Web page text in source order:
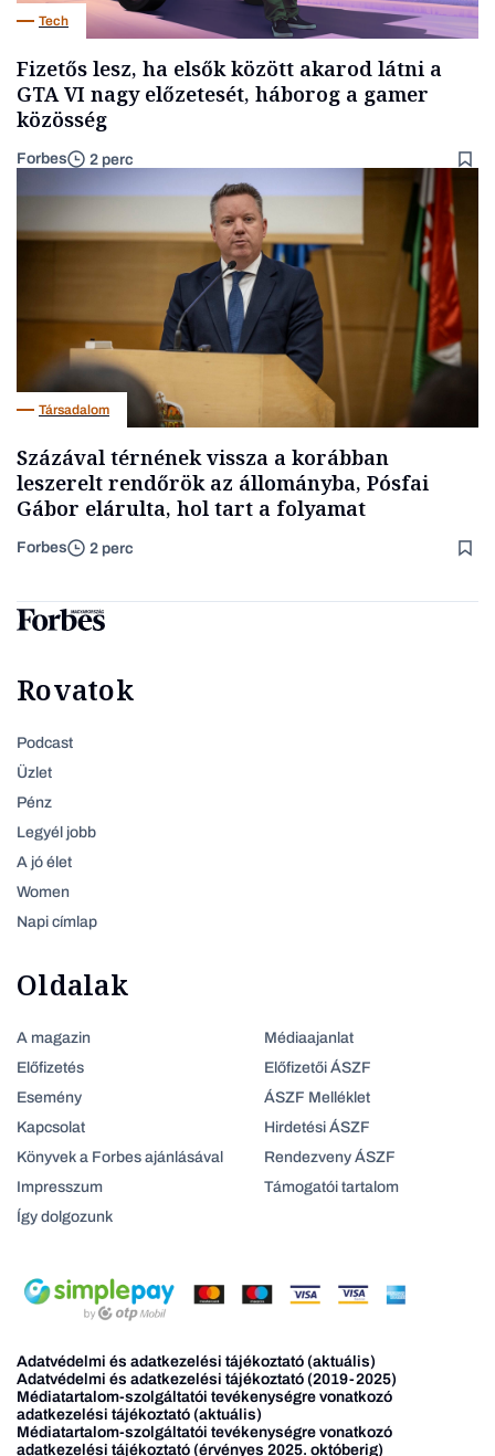
Tech
Fizetős lesz, ha elsők között akarod látni a
GTA VI nagy előzetesét, háborog a gamer
közösség
Forbes 2 perc
Társadalom
Százával térnének vissza a korábban
leszerelt rendőrök az állományba, Pósfai
Gábor elárulta, hol tart a folyamat
Forbes 2 perc
Rovatok
Podcast
Üzlet
Pénz
Legyél jobb
A jó élet
Women
Napi címlap
Oldalak
A magazin
Előfizetés
Esemény
Kapcsolat
Könyvek a Forbes ajánlásával
Impresszum
Így dolgozunk
Médiaajanlat
Előfizetői ÁSZF
ÁSZF Melléklet
Hirdetési ÁSZF
Rendezveny ÁSZF
Támogatói tartalom
Adatvédelmi és adatkezelési tájékoztató (aktuális)
Adatvédelmi és adatkezelési tájékoztató (2019-2025)
Médiatartalom-szolgáltatói tevékenységre vonatkozó
adatkezelési tájékoztató (aktuális)
Médiatartalom-szolgáltatói tevékenységre vonatkozó
adatkezelési tájékoztató (érvényes 2025. októberig)